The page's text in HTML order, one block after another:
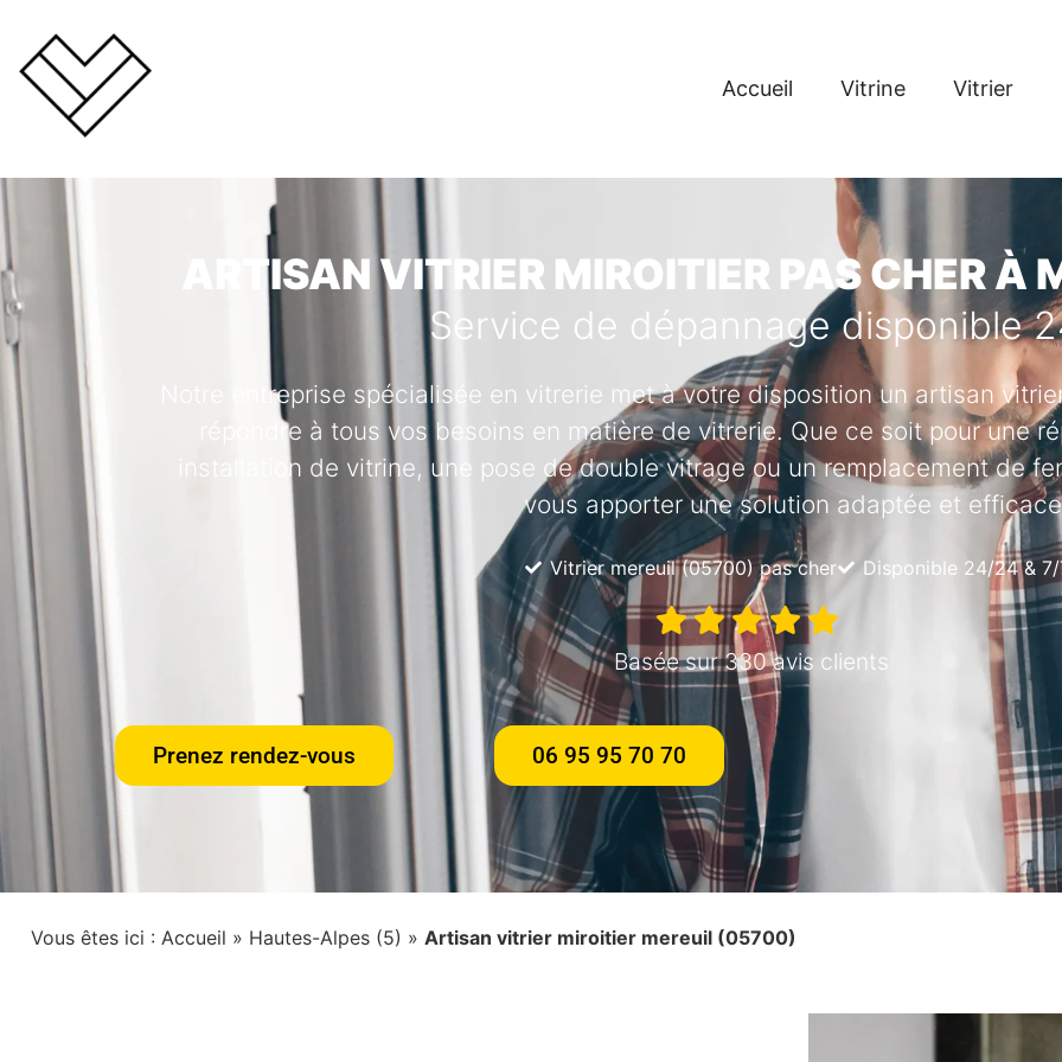
Accueil Vitrine Vitrier
ARTISAN VITRIER MIROITIER PAS CHER
Service de dépannage disponible
Notre entreprise spécialisée en vitrerie met à votre disposition un artisan
répondre à tous vos besoins en matière de vitrerie. Que ce soit pour une
installation de vitrine, une pose de double vitrage ou un remplacement de
vous apporter une solution adaptée et
Vitrier mereuil (05700) pas cher Disponible 24/24 &
Basée sur 330 avis clients
Prenez rendez-vous 06 95 95 70 70
Vous êtes ici : Accueil » Hautes-Alpes (5) » Artisan vitrier miroitier mereuil (05700)